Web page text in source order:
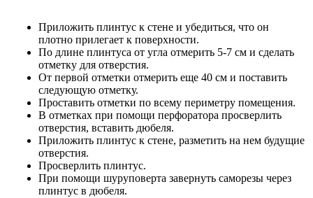
Приложить плинтус к стене и убедиться, что он
плотно прилегает к поверхности.
По длине плинтуса от угла отмерить 5-7 см и сделать
отметку для отверстия.
От первой отметки отмерить еще 40 см и поставить
следующую отметку.
Проставить отметки по всему периметру помещения.
В отметках при помощи перфоратора просверлить
отверстия, вставить дюбеля.
Приложить плинтус к стене, разметить на нем будущие
отверстия.
Просверлить плинтус.
При помощи шуруповерта завернуть саморезы через
плинтус в дюбеля.